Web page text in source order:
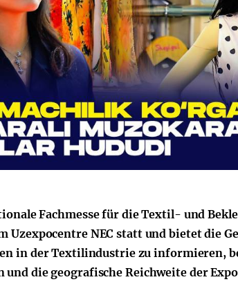
Қарор ва ижро
Fachmesse für die Textil- und
Uzexpocentre NEC statt und bietet die
in der Textilindustrie zu informieren,
und die geografische Reichweite der